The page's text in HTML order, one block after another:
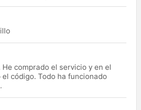
He comprado el servicio y en el
código. Todo ha funcionado